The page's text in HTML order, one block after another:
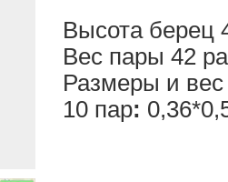
Высота берец
Вес пары 42
Размеры и вес
10 пар: